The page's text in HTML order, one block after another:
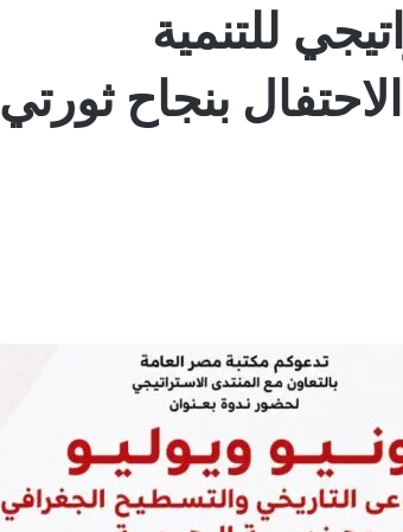
للتنمية
بنجاح ثورتي